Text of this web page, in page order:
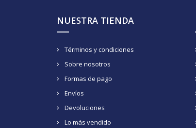
NUESTRA TIENDA
Términos y condiciones
Sobre nosotros
Formas de pago
Envíos
Devoluciones
Lo más vendido